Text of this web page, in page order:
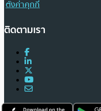
ตั้งค่าคุกกี้
ติดตามเรา